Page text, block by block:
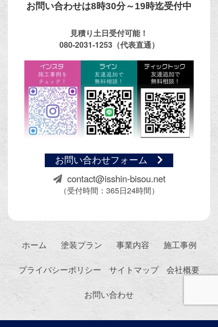
お問い合わせは8時30分～19時迄受付中
見積り土日受付可能！
080-2031-1253（代表直通）
お問い合わせフォーム
contact@isshin-bisou.net
（受付時間：365日24時間）
ホーム 塗装プラン 事業内容 施工事例
プライバシーポリシー サイトマップ 会社概要
お問い合わせ